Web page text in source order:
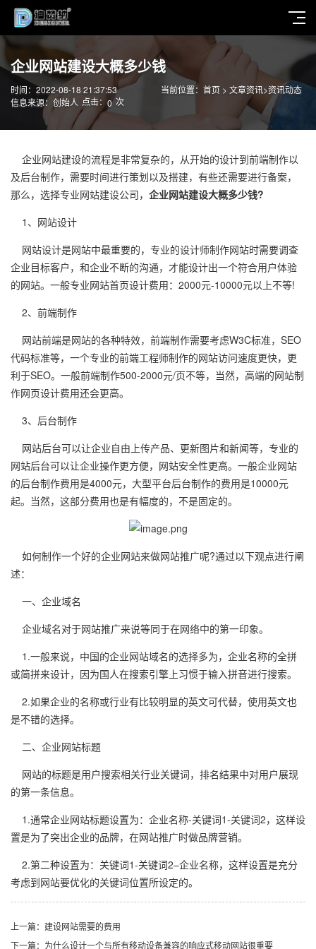
企业网站建设大概多少钱
当前位置： 首页 > 文章资讯>资讯动态
时间：2022-08-18 21:37:53
信息来源：创始人 点击： 0 次
企业网站建设的流程是非常复杂的，从开始的设计到前端制作以
及后台制作，需要时间进行策划以及搭建，有些还需要进行备案，
那么，选择专业网站建设公司， 企业网站建设大概多少钱?
1、网站设计
网站设计是网站中最重要的，专业的设计师制作网站时需要调查
企业目标客户，和企业不断的沟通，才能设计出一个符合用户体验
的网站。一般专业网站首页设计费用：2000元-10000元以上不等!
2、前端制作
网站前端是网站的各种特效，前端制作需要考虑W3C标准，SEO
代码标准等，一个专业的前端工程师制作的网站访问速度更快，更
利于SEO。一般前端制作500-2000元/页不等，当然，高端的网站制
作网页设计费用还会更高。
3、后台制作
网站后台可以让企业自由上传产品、更新图片和新闻等，专业的
网站后台可以让企业操作更方便，网站安全性更高。一般企业网站
的后台制作费用是4000元，大型平台后台制作的费用是10000元
起。当然，这部分费用也是有幅度的，不是固定的。
如何制作一个好的企业网站来做网站推广呢?通过以下观点进行阐
述：
一、企业域名
企业域名对于网站推广来说等同于在网络中的第一印象。
1.一般来说，中国的企业网站域名的选择多为，企业名称的全拼
或简拼来设计，因为国人在搜索引擎上习惯于输入拼音进行搜索。
2.如果企业的名称或行业有比较明显的英文可代替，使用英文也
是不错的选择。
二、企业网站标题
网站的标题是用户搜索相关行业关键词，排名结果中对用户展现
的第一条信息。
1.通常企业网站标题设置为：企业名称-关键词1-关键词2，这样设
置是为了突出企业的品牌，在网站推广时做品牌营销。
2.第二种设置为：关键词1-关键词2–企业名称，这样设置是充分
考虑到网站要优化的关键词位置所设定的。
上一篇：建设网站需要的费用
下一篇：为什么设计一个与所有移动设备兼容的响应式移动网站很重要